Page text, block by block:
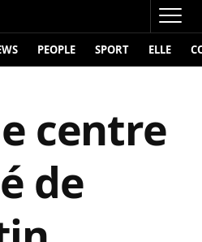
PEOPLE SPORT ELLE
centre
de